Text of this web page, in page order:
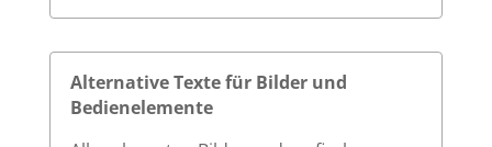
Alternative Texte für Bilder und
Bedienelemente